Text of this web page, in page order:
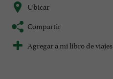
Ubicar
Compartir
Agregar a mi libro de viajes